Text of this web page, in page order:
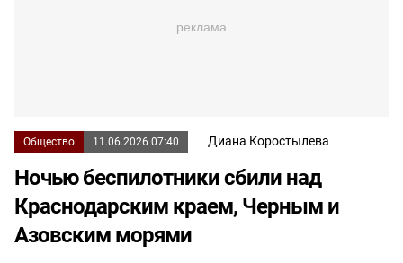
Общество 11.06.2026 07:40 Диана Коростылева
Ночью беспилотники сбили над
Краснодарским краем, Черным и
Азовским морями